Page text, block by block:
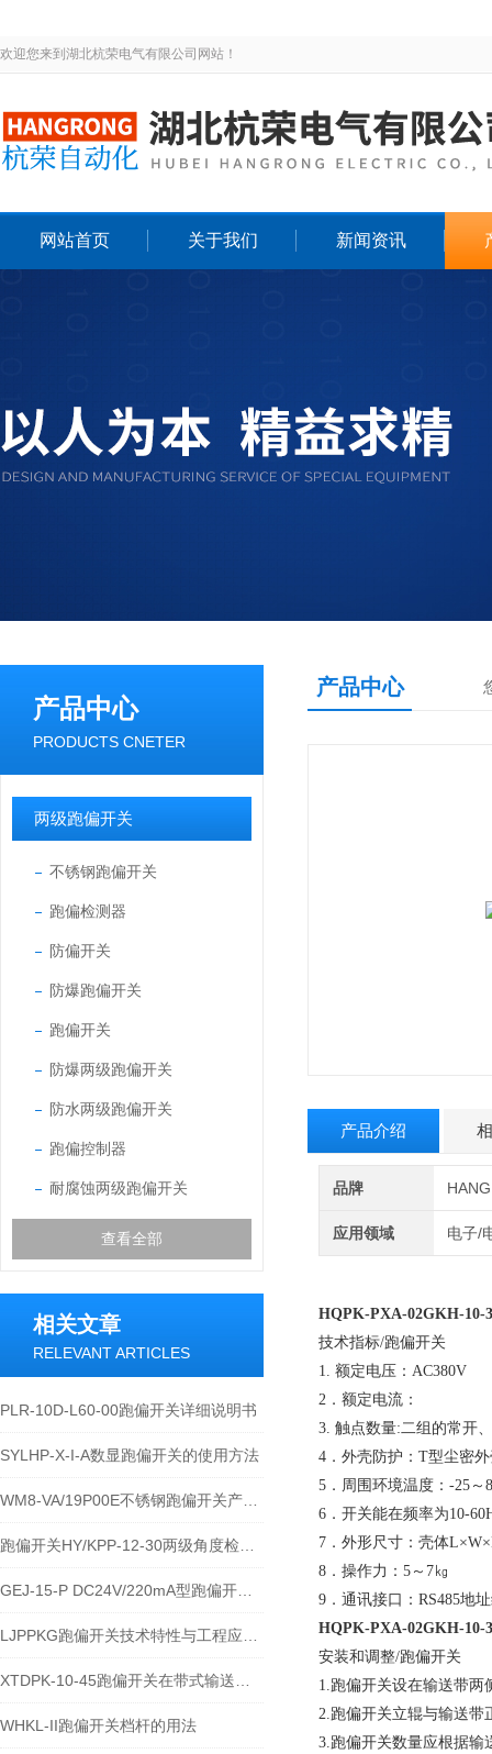
欢迎您来到湖北杭荣电气有限公司网站！
网站首页 关于我们 新闻资讯
产品中心
PRODUCTS CNETER
两级跑偏开关
不锈钢跑偏开关
跑偏检测器
防偏开关
防爆跑偏开关
跑偏开关
防爆两级跑偏开关
防水两级跑偏开关
跑偏控制器
耐腐蚀两级跑偏开关
查看全部
相关文章
RELEVANT ARTICLES
PLR-10D-L60-00跑偏开关详细说明书
SYLHP-X-I-A数显跑偏开关的使用方法
WHKL-II跑偏开关档杆的用法
产品中心
产品介绍
品牌
应用领域 电子/
HQPK-PXA-02GKH-10-
技术指标/跑偏开关
1. 额定电压：
2．额定电流：
3. 触点数量:二组的常
4．外壳防护：T型尘
5．周围环境温度：-
6．开关能在频率为10-
7．外形尺寸：壳体
8．操作力：5～7㎏
9．通讯接口：RS485地
HQPK-PXA-02GKH-10-
安装和调整/跑偏开关
1.跑偏开关设在输送带两
2.跑偏开关立辊与输送带
3.跑偏开关数量应根据输